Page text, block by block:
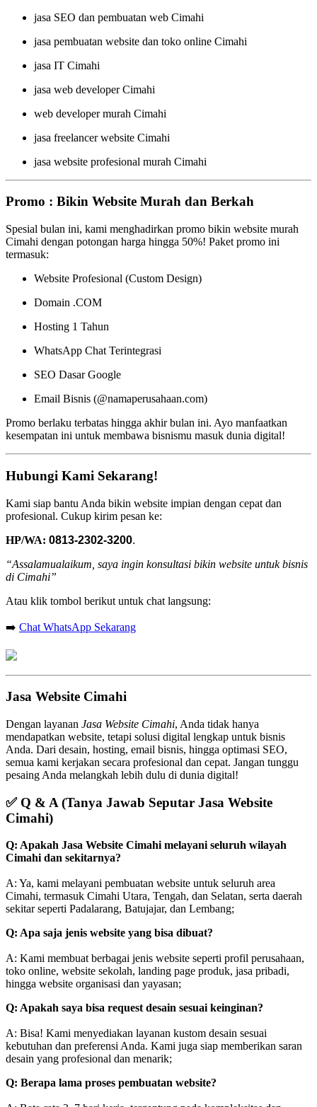
jasa SEO dan pembuatan web Cimahi
jasa pembuatan website dan toko online Cimahi
jasa IT Cimahi
jasa web developer Cimahi
web developer murah Cimahi
jasa freelancer website Cimahi
jasa website profesional murah Cimahi
Promo : Bikin Website Murah dan Berkah
Spesial bulan ini, kami menghadirkan promo bikin website murah
Cimahi dengan potongan harga hingga 50%! Paket promo ini
termasuk:
Website Profesional (Custom Design)
Domain .COM
Hosting 1 Tahun
WhatsApp Chat Terintegrasi
SEO Dasar Google
Email Bisnis (@namaperusahaan.com)
Promo berlaku terbatas hingga akhir bulan ini. Ayo manfaatkan
kesempatan ini untuk membawa bisnismu masuk dunia digital!
Hubungi Kami Sekarang!
Kami siap bantu Anda bikin website impian dengan cepat dan
profesional. Cukup kirim pesan ke:
HP/WA: 0813-2302-3200.
“Assalamualaikum, saya ingin konsultasi bikin website untuk bisnis
di Cimahi”
Atau klik tombol berikut untuk chat langsung:
➡️ Chat WhatsApp Sekarang
Jasa Website Cimahi
Dengan layanan Jasa Website Cimahi, Anda tidak hanya
mendapatkan website, tetapi solusi digital lengkap untuk bisnis
Anda. Dari desain, hosting, email bisnis, hingga optimasi SEO,
semua kami kerjakan secara profesional dan cepat. Jangan tunggu
pesaing Anda melangkah lebih dulu di dunia digital!
✅ Q & A (Tanya Jawab Seputar Jasa Website
Cimahi)
Q: Apakah Jasa Website Cimahi melayani seluruh wilayah
Cimahi dan sekitarnya?
A: Ya, kami melayani pembuatan website untuk seluruh area
Cimahi, termasuk Cimahi Utara, Tengah, dan Selatan, serta daerah
sekitar seperti Padalarang, Batujajar, dan Lembang;
Q: Apa saja jenis website yang bisa dibuat?
A: Kami membuat berbagai jenis website seperti profil perusahaan,
toko online, website sekolah, landing page produk, jasa pribadi,
hingga website organisasi dan yayasan;
Q: Apakah saya bisa request desain sesuai keinginan?
A: Bisa! Kami menyediakan layanan kustom desain sesuai
kebutuhan dan preferensi Anda. Kami juga siap memberikan saran
desain yang profesional dan menarik;
Q: Berapa lama proses pembuatan website?